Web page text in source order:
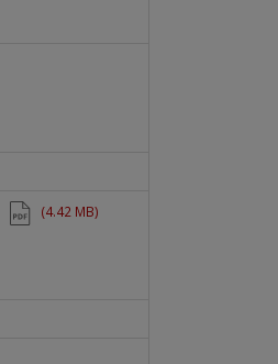
(4.42 MB)